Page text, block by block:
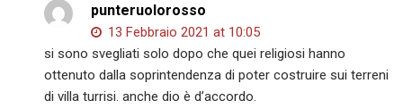
punteruolorosso
13 Febbraio 2021 at 10:05
si sono svegliati solo dopo che quei religiosi hanno
ottenuto dalla soprintendenza di poter costruire sui terreni
di villa turrisi. anche dio è d’accordo.